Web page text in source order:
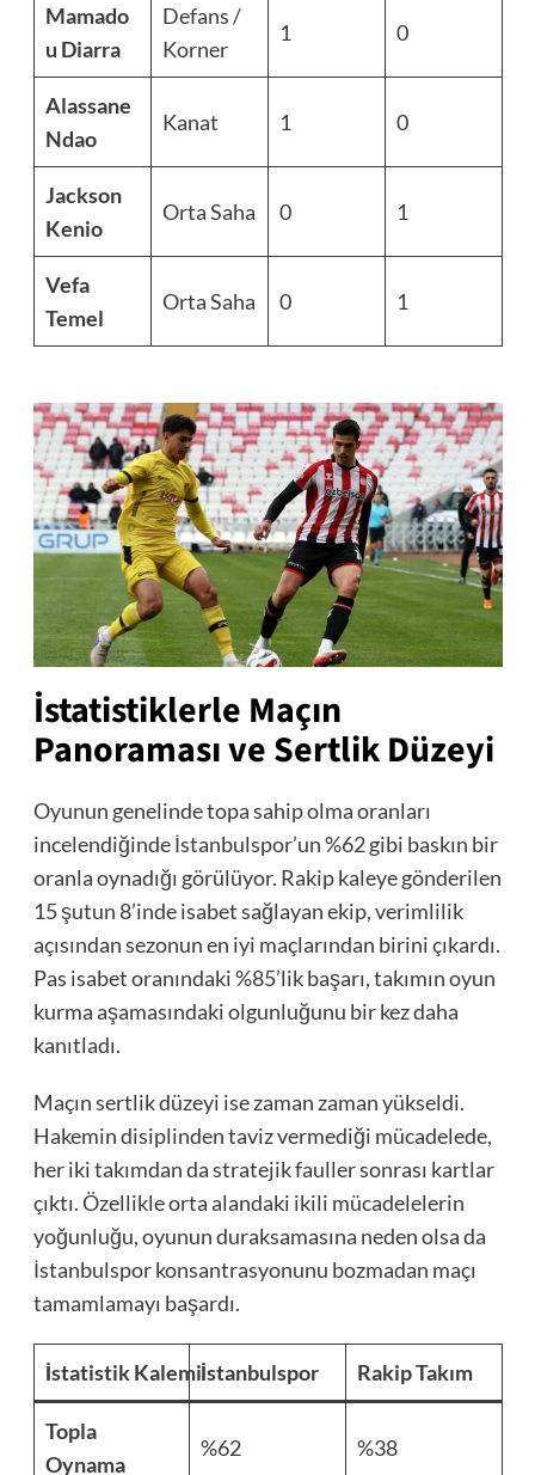
Mamado
u Diarra
Defans /
Korner
1 0
Alassane
Ndao
Kanat 1 0
Jackson
Kenio
Orta Saha 0 1
Vefa
Temel
Orta Saha 0 1
İstatistiklerle Maçın
Panoraması ve Sertlik Düzeyi
Oyunun genelinde topa sahip olma oranları
incelendiğinde İstanbulspor’un %62 gibi baskın bir
oranla oynadığı görülüyor. Rakip kaleye gönderilen
15 şutun 8’inde isabet sağlayan ekip, verimlilik
açısından sezonun en iyi maçlarından birini çıkardı.
Pas isabet oranındaki %85’lik başarı, takımın oyun
kurma aşamasındaki olgunluğunu bir kez daha
kanıtladı.
Maçın sertlik düzeyi ise zaman zaman yükseldi.
Hakemin disiplinden taviz vermediği mücadelede,
her iki takımdan da stratejik fauller sonrası kartlar
çıktı. Özellikle orta alandaki ikili mücadelelerin
yoğunluğu, oyunun duraksamasına neden olsa da
İstanbulspor konsantrasyonunu bozmadan maçı
tamamlamayı başardı.
İstatistik Kalemiİstanbulspor Rakip Takım
Topla
Oynama
%62 %38